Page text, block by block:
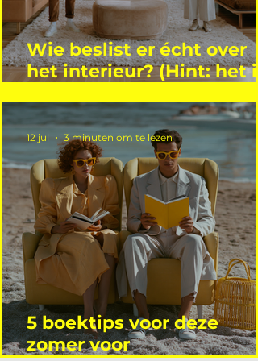
Wie beslist er écht over
het interieur? (Hint: het is
5 boektips voor deze
zomer voor
12 jul 3 minuten om te lezen